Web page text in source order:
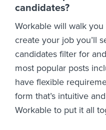
candidates?
Workable will walk
create your job you’ll
candidates filter for
most popular posts
have flexible
form that’s intuitive
Workable to put it all